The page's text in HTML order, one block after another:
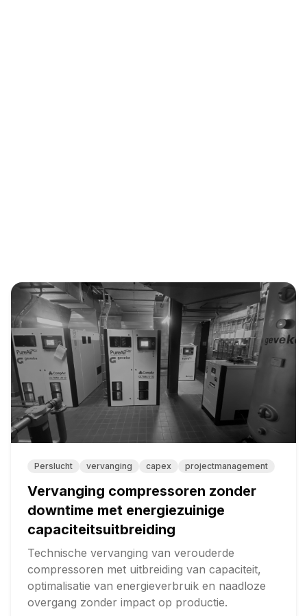
Perslucht vervanging capex projectmanagement
Vervanging compressoren zonder
downtime met energiezuinige
capaciteitsuitbreiding
Technische vervanging van verouderde
compressoren met uitbreiding van capaciteit,
optimalisatie van energieverbruik en naadloze
overgang zonder impact op productie.